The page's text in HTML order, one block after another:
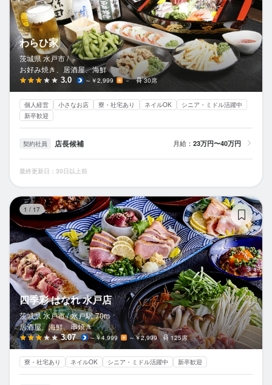
わらひ家
茨城県 水戸市 /
お好み焼き、居酒屋、海鮮
3.0 ～￥2,999 － 30席
個人経営 小さなお店 寮・社宅あり ネイルOK
シニア・ミドル活躍中
新卒歓迎
契約社員 店長候補 月給： 23万円〜40万円
最終更新日：30日以上前
1 / 17
四季彩 はなれ 水戸店
茨城県 水戸市 / 水戸駅 70m
居酒屋、海鮮、串焼き
3.07 ～￥4,999 ～￥2,999 125席
寮・社宅あり ネイルOK シニア・ミドル活躍中 新卒歓迎